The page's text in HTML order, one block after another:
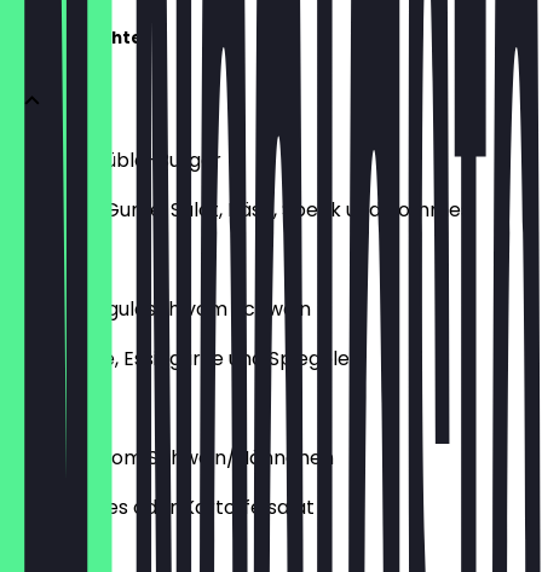
Hauptgerichte
Augustastüble-Burger
Mit Kraut, Gurke, Salat, Käse, Speck und Pommes
€ 13,50
Bierfahrergulasch vom Schwein
Mit Spätzle, Essiggurke und Spiegelei
€ 13,50
Schnitzel vom Schwein/Hähnchen
Mit Pommes oder Kartoffelsalat